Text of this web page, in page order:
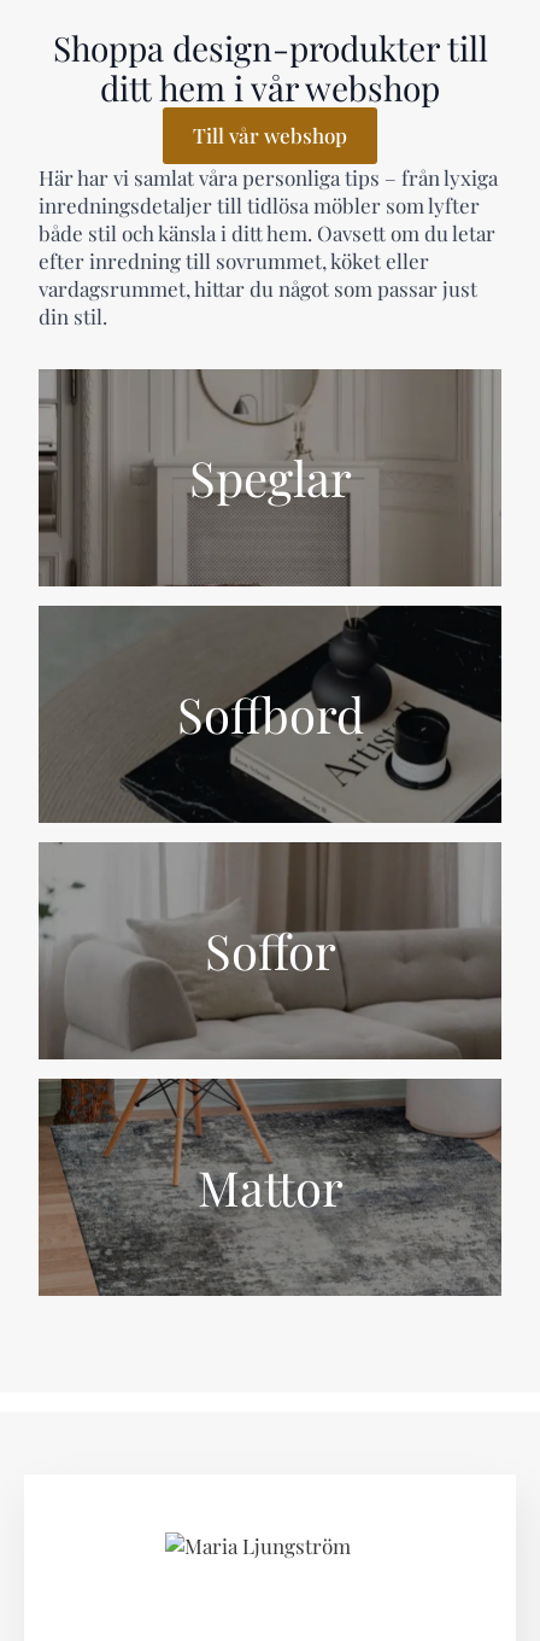
Speglar
Soffbord
Soffor
Mattor
Shoppa design-produkter till
ditt hem i vår webshop
Till vår webshop
Här har vi samlat våra personliga tips – från lyxiga
inredningsdetaljer till tidlösa möbler som lyfter
både stil och känsla i ditt hem. Oavsett om du letar
efter inredning till sovrummet, köket eller
vardagsrummet, hittar du något som passar just
din stil.